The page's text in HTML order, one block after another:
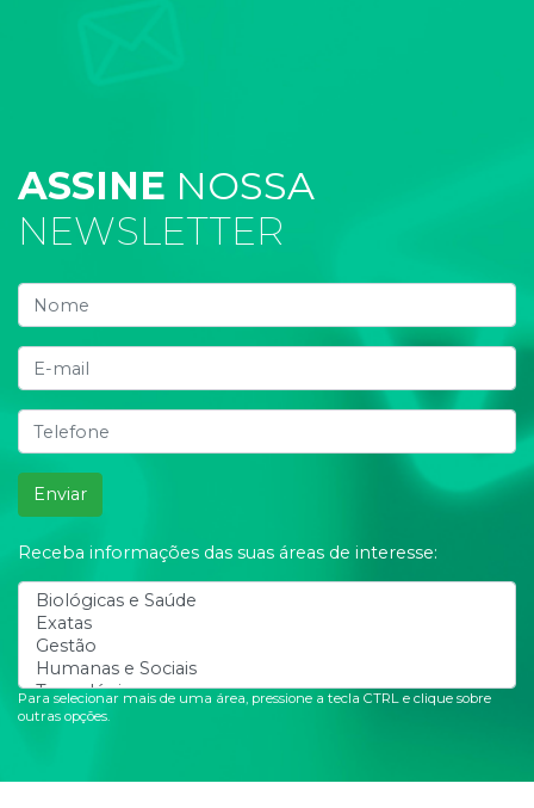
ASSINE NOSSA
NEWSLETTER
Enviar
Receba informações das suas áreas de interesse:
Para selecionar mais de uma área, pressione a tecla CTRL e clique sobre
outras opções.